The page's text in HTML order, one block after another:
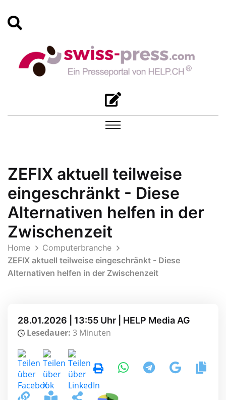
ZEFIX aktuell teilweise
eingeschränkt - Diese
Alternativen helfen in der
Zwischenzeit
Home
Computerbranche
ZEFIX aktuell teilweise eingeschränkt - Diese
Alternativen helfen in der Zwischenzeit
28.01.2026 | 13:55 Uhr | HELP Media AG
Lesedauer: 3 Minuten